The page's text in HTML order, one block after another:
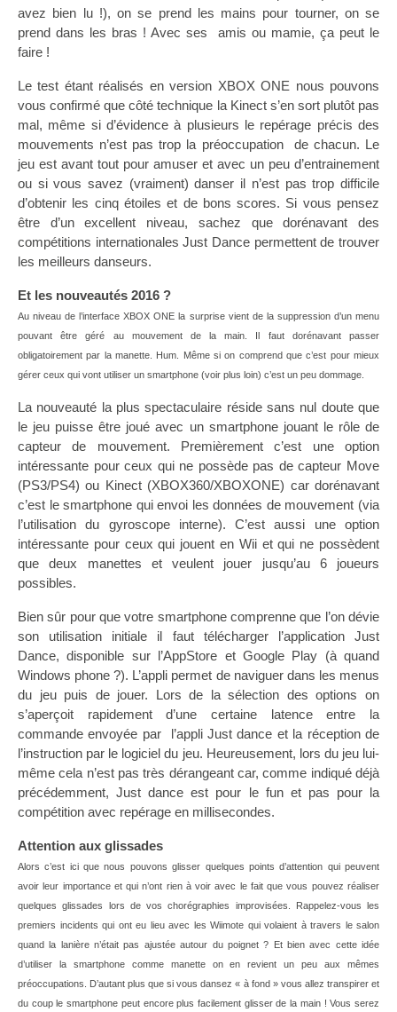
avez bien lu !), on se prend les mains pour tourner, on se
prend dans les bras ! Avec ses amis ou mamie, ça peut le
faire !
Le test étant réalisés en version XBOX ONE nous pouvons
vous confirmé que côté technique la Kinect s’en sort plutôt pas
mal, même si d’évidence à plusieurs le repérage précis des
mouvements n’est pas trop la préoccupation de chacun. Le
jeu est avant tout pour amuser et avec un peu d’entrainement
ou si vous savez (vraiment) danser il n’est pas trop difficile
d’obtenir les cinq étoiles et de bons scores. Si vous pensez
être d’un excellent niveau, sachez que dorénavant des
compétitions internationales Just Dance permettent de trouver
les meilleurs danseurs.
Et les nouveautés 2016 ?
Au niveau de l’interface XBOX ONE la surprise vient de la suppression d’un menu
pouvant être géré au mouvement de la main. Il faut dorénavant passer
obligatoirement par la manette. Hum. Même si on comprend que c’est pour mieux
gérer ceux qui vont utiliser un smartphone (voir plus loin) c’est un peu dommage.
La nouveauté la plus spectaculaire réside sans nul doute que
le jeu puisse être joué avec un smartphone jouant le rôle de
capteur de mouvement. Premièrement c’est une option
intéressante pour ceux qui ne possède pas de capteur Move
(PS3/PS4) ou Kinect (XBOX360/XBOXONE) car dorénavant
c’est le smartphone qui envoi les données de mouvement (via
l’utilisation du gyroscope interne). C’est aussi une option
intéressante pour ceux qui jouent en Wii et qui ne possèdent
que deux manettes et veulent jouer jusqu’au 6 joueurs
possibles.
Bien sûr pour que votre smartphone comprenne que l’on dévie
son utilisation initiale il faut télécharger l’application Just
Dance, disponible sur l’AppStore et Google Play (à quand
Windows phone ?). L’appli permet de naviguer dans les menus
du jeu puis de jouer. Lors de la sélection des options on
s’aperçoit rapidement d’une certaine latence entre la
commande envoyée par l’appli Just dance et la réception de
l’instruction par le logiciel du jeu. Heureusement, lors du jeu lui-
même cela n’est pas très dérangeant car, comme indiqué déjà
précédemment, Just dance est pour le fun et pas pour la
compétition avec repérage en millisecondes.
Attention aux glissades
Alors c’est ici que nous pouvons glisser quelques points d’attention qui peuvent
avoir leur importance et qui n’ont rien à voir avec le fait que vous pouvez réaliser
quelques glissades lors de vos chorégraphies improvisées. Rappelez-vous les
premiers incidents qui ont eu lieu avec les Wiimote qui volaient à travers le salon
quand la lanière n’était pas ajustée autour du poignet ? Et bien avec cette idée
d’utiliser la smartphone comme manette on en revient un peu aux mêmes
préoccupations. D’autant plus que si vous dansez « à fond » vous allez transpirer et
du coup le smartphone peut encore plus facilement glisser de la main ! Vous serez